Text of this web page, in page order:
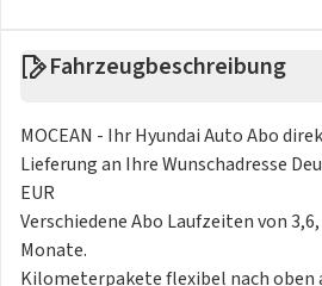
Fahrzeugbeschreibung
MOCEAN - Ihr Hyundai Auto Abo
Lieferung an Ihre Wunschadresse
EUR
Verschiedene Abo Laufzeiten von
Monate.
Kilometerpakete flexibel nach oben